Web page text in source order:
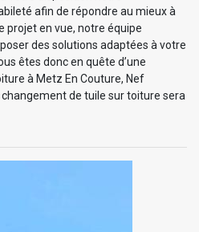
afin de répondre au mieux à
projet en vue, notre équipe
des solutions adaptées à votre
êtes donc en quête d’une
à Metz En Couture, Nef
de tuile sur toiture sera